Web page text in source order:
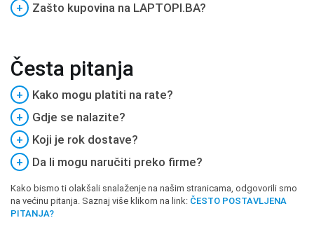
+
Zašto kupovina na LAPTOPI.BA?
Česta pitanja
+
Kako mogu platiti na rate?
+
Gdje se nalazite?
+
Koji je rok dostave?
+
Da li mogu naručiti preko firme?
Kako bismo ti olakšali snalaženje na našim stranicama, odgovorili smo
na većinu pitanja. Saznaj više klikom na link: ČESTO POSTAVLJENA
PITANJA?